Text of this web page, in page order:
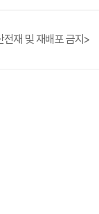
재 및 재배포 금지>